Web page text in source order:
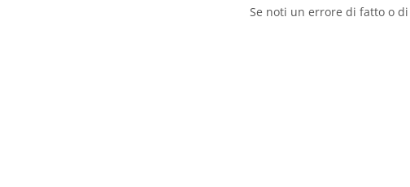
Se noti un errore di fatto o